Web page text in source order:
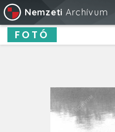
Nemzeti Archívum
FOTÓ